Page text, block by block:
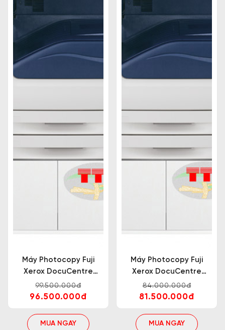
Máy Photocopy Fuji
Xerox DocuCentre
V5070 CP
99.500.000đ
96.500.000đ
MUA NGAY
Máy Photocopy Fuji
Xerox DocuCentre
V4070 CPS
84.000.000đ
81.500.000đ
MUA NGAY